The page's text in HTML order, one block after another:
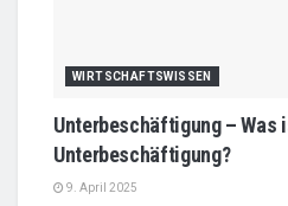
WIRTSCHAFTSWISSEN
Unterbeschäftigung – Was
Unterbeschäftigung?
9. April 2025